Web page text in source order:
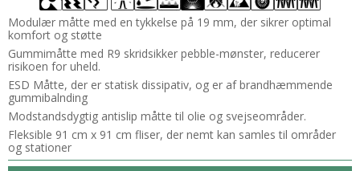
Modulær måtte med en tykkelse på 19 mm, der sikrer optimal
komfort og støtte
Gummimåtte med R9 skridsikker pebble-mønster, reducerer
risikoen for uheld.
ESD Måtte, der er statisk dissipativ, og er af brandhæmmende
gummibalnding
Modstandsdygtig antislip måtte til olie og svejseområder.
Fleksible 91 cm x 91 cm fliser, der nemt kan samles til områder
og stationer